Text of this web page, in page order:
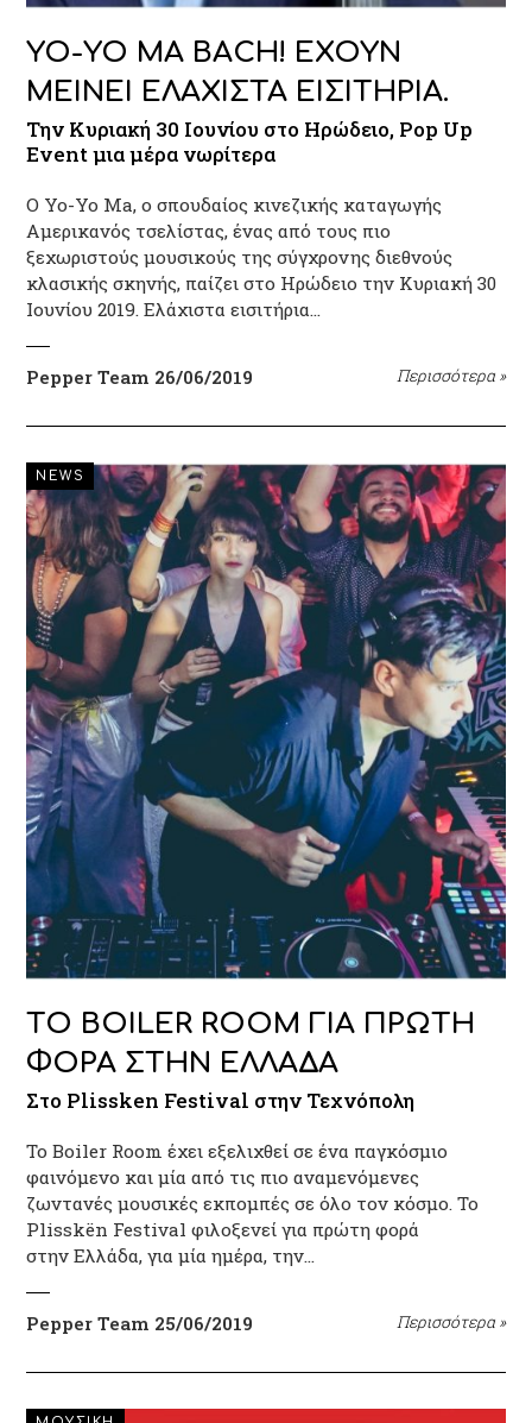
YO-YO MA ΒACH! ΕΧΟΥΝ
ΜΕΙΝΕΙ ΕΛΑΧΙΣΤΑ ΕΙΣΙΤΗΡΙΑ.
Την Κυριακή 30 Ιουνίου στο Ηρώδειο, Pop Up
Event μια μέρα νωρίτερα
Ο Yo-Yo Ma, ο σπουδαίος κινεζικής καταγωγής
Αμερικανός τσελίστας, ένας από τους πιο
ξεχωριστούς μουσικούς της σύγχρονης διεθνούς
κλασικής σκηνής, παίζει στο Ηρώδειο την Κυριακή 30
Ιουνίου 2019. Ελάχιστα εισιτήρια…
Pepper Team 26/06/2019 Περισσότερα »
NEWS
ΤΟ BOILER ROOM ΓΙΑ ΠΡΩΤΗ
ΦΟΡΑ ΣΤΗΝ ΕΛΛΑΔΑ
Στο Plissken Festival στην Τεχνόπολη
To Boiler Room έχει εξελιχθεί σε ένα παγκόσμιο
φαινόμενο και μία από τις πιο αναμενόμενες
ζωντανές μουσικές εκπομπές σε όλο τον κόσμο. Το
Plisskën Festival φιλοξενεί για πρώτη φορά
στην Ελλάδα, για μία ημέρα, την…
Pepper Team 25/06/2019 Περισσότερα »